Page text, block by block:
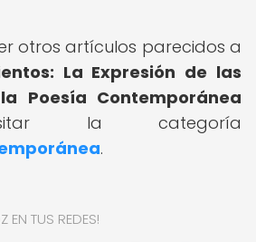
otros artículos parecidos a
La Expresión de las
Poesía Contemporánea
la categoría
.
EN TUS REDES!